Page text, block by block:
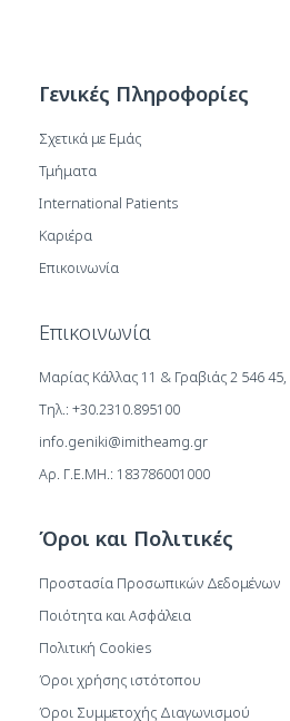
Γενικές Πληροφορίες
Σχετικά με Εμάς
Τμήματα
International Patients
Καριέρα
Επικοινωνία
Επικοινωνία
Μαρίας Κάλλας 11 & Γραβιάς 2 546
Τηλ.: +30.2310.895100
info.geniki@imitheamg.gr
Αρ. Γ.Ε.ΜΗ.: 183786001000
Όροι και Πολιτικές
Προστασία Προσωπικών Δεδομένων
Ποιότητα και Ασφάλεια
Πολιτική Cookies
Όροι χρήσης ιστότοπου
Όροι Συμμετοχής Διαγωνισμού